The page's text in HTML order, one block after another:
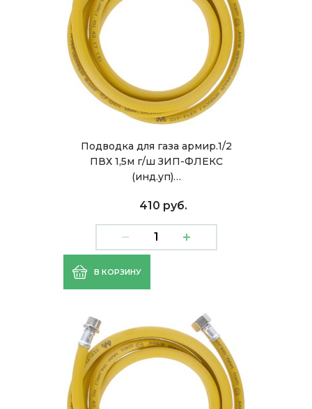
Подводка для газа армир.1/2
ПВХ 1,5м г/ш ЗИП-ФЛЕКС
(инд.уп)…
410 руб.
В КОРЗИНУ